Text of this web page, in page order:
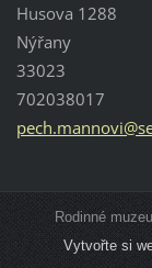
Husova 1288
Nýřany
33023
702038017
pech.man
Rodinné
Vytvořte si